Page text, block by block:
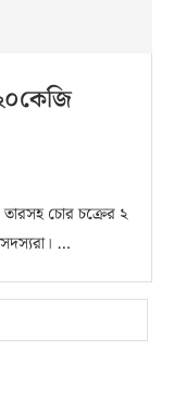
তারসহ চোর চক্রের ২
…